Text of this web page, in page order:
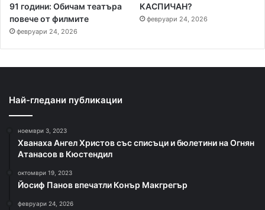
91 години: Обичам театъра
повече от филмите
февруари 24, 2026
КАСПИЧАН?
февруари 24, 2026
Най-гледани публикации
ноември 3, 2023
Хванаха Ангел Христов със списъци и бюлетини на Огнян
Атанасов в Кюстендил
октомври 19, 2023
Йосиф Панов впечатли Конър Макгрегър
февруари 24, 2026